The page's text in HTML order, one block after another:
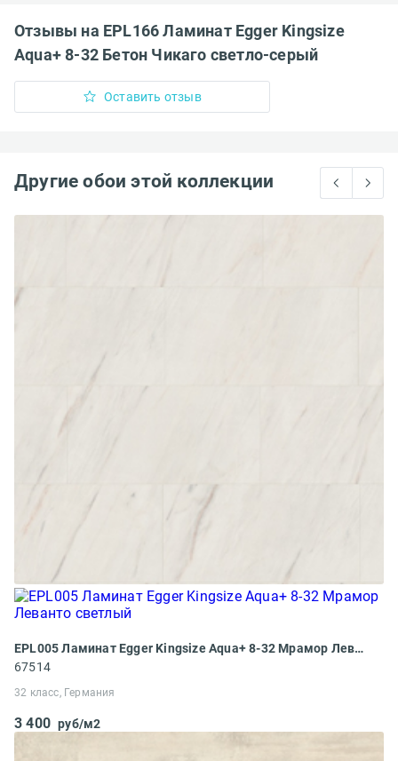
Отзывы на EPL166 Ламинат Egger Kingsize
Aqua+ 8-32 Бетон Чикаго светло-серый
Оставить отзыв
Другие обои этой коллекции
EPL005 Ламинат Egger Kingsize Aqua+ 8-32 Мрамор Леванто светлый
67514
32 класс, Германия
3 400 руб/м2